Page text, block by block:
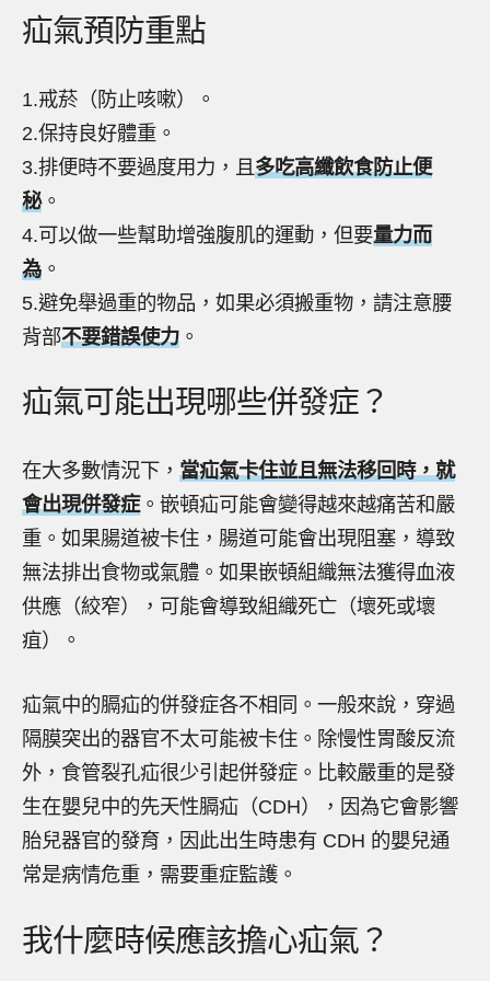
疝氣預防重點
1.戒菸（防止咳嗽）。
2.保持良好體重。
3.排便時不要過度用力，且多吃高纖飲食防止便
秘。
4.可以做一些幫助增強腹肌的運動，但要量力而
為 。
5.避免舉過重的物品，如果必須搬重物，請注意腰
背部不要錯誤使力 。
疝氣可能出現哪些併發症？
在大多數情況下， 當疝氣卡住並且無法移回時，就
會出現併發症。嵌頓疝可能會變得越來越痛苦和嚴
重。如果腸道被卡住，腸道可能會出現阻塞，導致
無法排出食物或氣體。如果嵌頓組織無法獲得血液
供應（絞窄），可能會導致組織死亡（壞死或壞
疽）。
疝氣中的膈疝的併發症各不相同。一般來說，穿過
隔膜突出的器官不太可能被卡住。除慢性胃酸反流
外，食管裂孔疝很少引起併發症。比較嚴重的是發
生在嬰兒中的先天性膈疝（CDH），因為它會影響
胎兒器官的發育，因此出生時患有 CDH 的嬰兒通
常是病情危重，需要重症監護。
我什麼時候應該擔心疝氣？